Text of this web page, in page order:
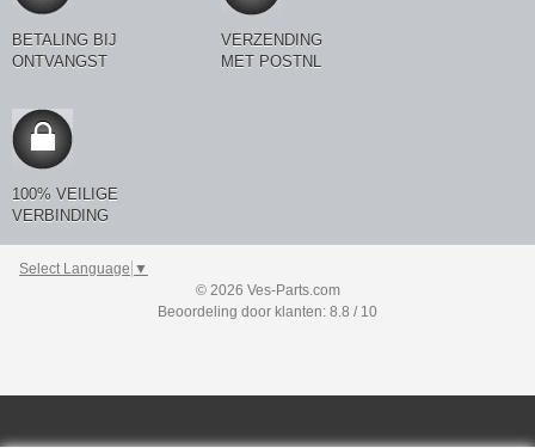
BETALING BIJ
ONTVANGST
VERZENDING
MET POSTNL
100% VEILIGE
VERBINDING
Select Language ▼
© 2026 Ves-Parts.com
Beoordeling door klanten: 8.8 / 10